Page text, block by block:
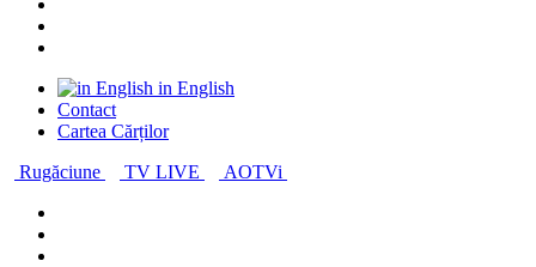
in English
Contact
Cartea Cărților
Rugăciune
TV LIVE AOTVi